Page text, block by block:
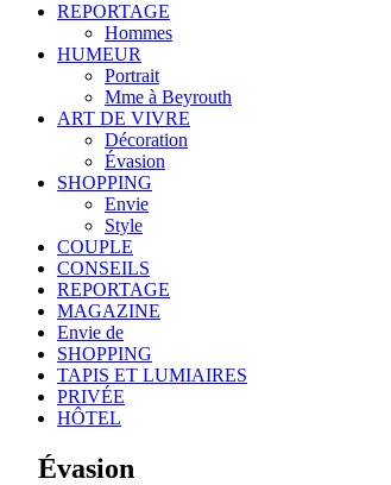
REPORTAGE
Hommes
HUMEUR
Portrait
Mme à Beyrouth
ART DE VIVRE
Décoration
Évasion
SHOPPING
Envie
Style
COUPLE
CONSEILS
REPORTAGE
MAGAZINE
Envie de
SHOPPING
TAPIS ET LUMIAIRES
PRIVÉE
HÔTEL
Évasion